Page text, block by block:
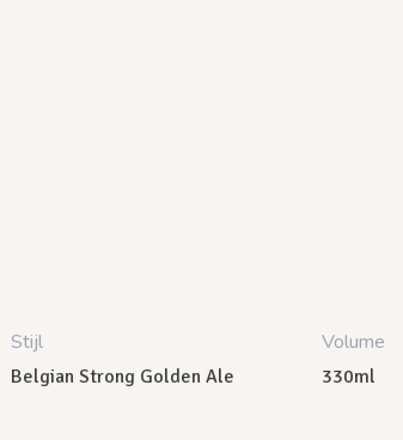
Stijl
Belgian Strong Golden Ale
Volume
330ml